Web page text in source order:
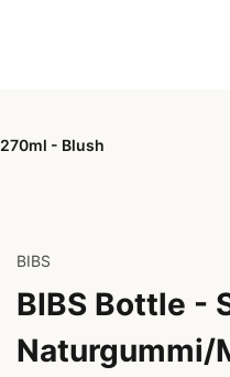
- Blush
BIBS
BIBS Bottle -
Naturgummi/